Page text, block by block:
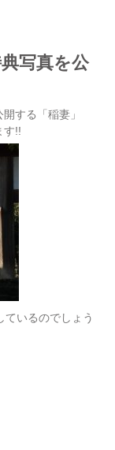
写真を公
する「稲妻」
す!!
ているのでしょう